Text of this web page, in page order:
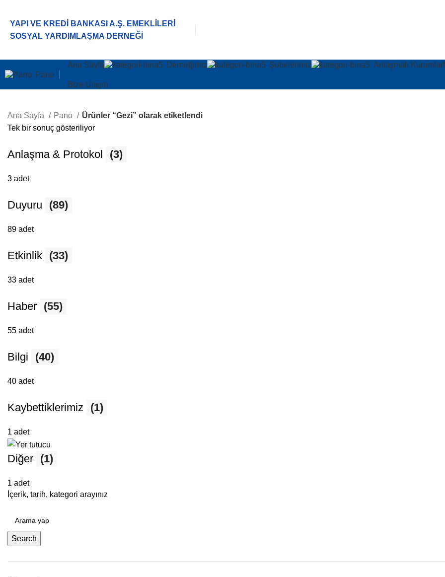
YAPI VE KREDİ BANKASI A.Ş. EMEKLİLERİ
SOSYAL YARDIMLAŞMA DERNEĞİ
Pano
Ana Sayfa Derneğimiz Şubelerimiz Anlaşmalı Kurumlar
Bize Ulaşın
Ana Sayfa Pano
Ürünler “Gezi” olarak etiketlendi
Tek bir sonuç gösteriliyor
Anlaşma & Protokol (3)
3 adet
Duyuru (89)
89 adet
Etkinlik (33)
33 adet
Haber (55)
55 adet
Bilgi (40)
40 adet
Kaybettiklerimiz (1)
1 adet
Diğer (1)
1 adet
İçerik, tarih, kategori arayınız
Search